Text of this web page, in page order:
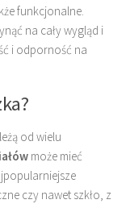
funkcjonalne.
na cały wygląd i
i odporność na
od wielu
może mieć
czy nawet szkło, z